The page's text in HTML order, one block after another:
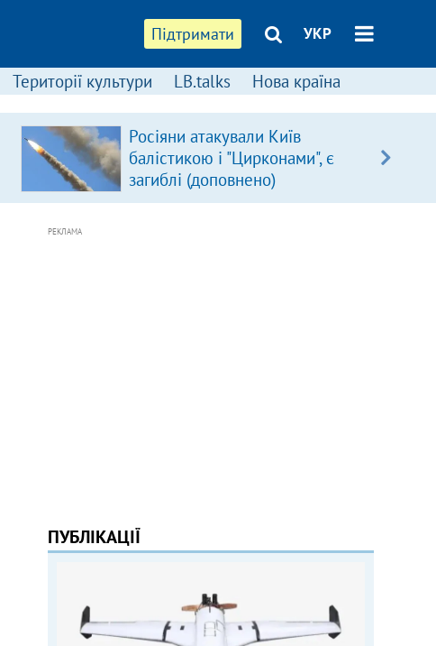
Підтримати УКР
Території культури LB.talks Нова країна
Росіяни атакували Київ
балістикою і "Цирконами", є
загиблі (доповнено)
РЕКЛАМА
ПУБЛІКАЦІЇ